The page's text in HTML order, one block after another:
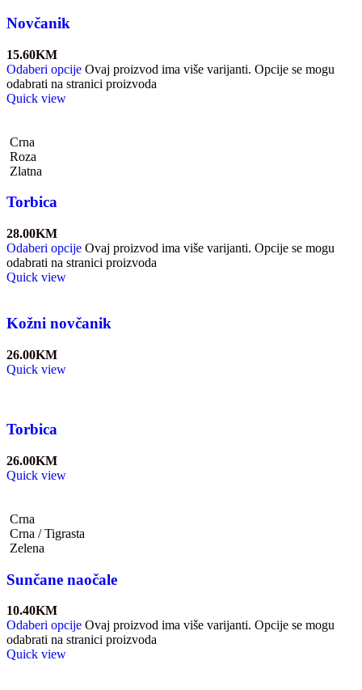
Novčanik
15.60KM
Odaberi opcije Ovaj proizvod ima više varijanti. Opcije se mogu
odabrati na stranici proizvoda
Quick view
Crna
Roza
Zlatna
Torbica
28.00KM
Odaberi opcije Ovaj proizvod ima više varijanti. Opcije se mogu
odabrati na stranici proizvoda
Quick view
Kožni novčanik
26.00KM
Quick view
Torbica
26.00KM
Quick view
Crna
Crna / Tigrasta
Zelena
Sunčane naočale
10.40KM
Odaberi opcije Ovaj proizvod ima više varijanti. Opcije se mogu
odabrati na stranici proizvoda
Quick view